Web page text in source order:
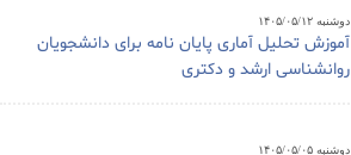
دوشنبه ۱۴۰۵/۰۵/۱۲
آموزش تحلیل آماری پایان نامه برای دانشجویان
روانشناسی ارشد و دکتری
دوشنبه ۱۴۰۵/۰۵/۰۵